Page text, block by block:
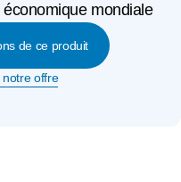
mondiale
de ce produit
notre offre